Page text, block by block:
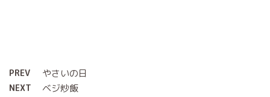
PREV やさいの日
NEXT ベジ炒飯